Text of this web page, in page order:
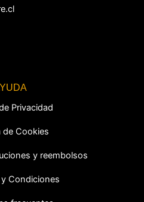
Privacidad
de Cookies
y reembolsos
Condiciones